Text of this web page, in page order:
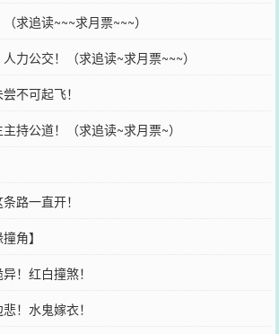
求追读~~~求月票~~~）
力公交！（求追读~求月票~~~）
不可起飞！
持公道！（求追读~求月票~）
路一直开！
角】
！红白撞煞！
！水鬼嫁衣！